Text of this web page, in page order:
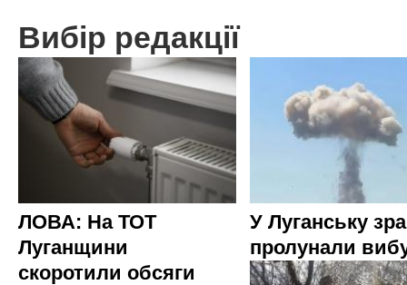
Вибір редакції
ЛОВА: На ТОТ
Луганщини
скоротили обсяги
У Луганську
пролунали